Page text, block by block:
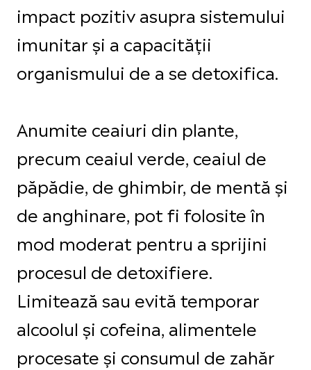
impact pozitiv asupra sistemului
imunitar și a capacității
organismului de a se detoxifica.
Anumite ceaiuri din plante,
precum ceaiul verde, ceaiul de
păpădie, de ghimbir, de mentă și
de anghinare, pot fi folosite în
mod moderat pentru a sprijini
procesul de detoxifiere.
Limitează sau evită temporar
alcoolul și cofeina, alimentele
procesate și consumul de zahăr